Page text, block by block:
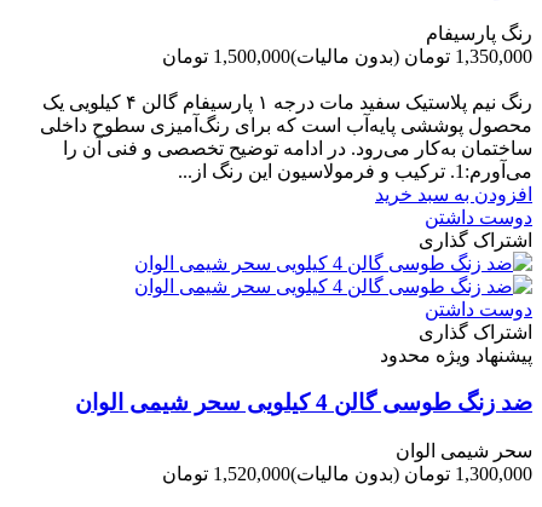
رنگ پارسیفام
1,350,000 تومان
(بدون مالیات)1,500,000 تومان
رنگ نیم‌ پلاستیک سفید مات درجه ۱ پارسیفام گالن ۴ کیلویی یک
محصول پوششی پایه‌آب است که برای رنگ‌آمیزی سطوح داخلی
ساختمان به‌کار می‌رود. در ادامه توضیح تخصصی و فنی آن را
می‌آورم:1. ترکیب و فرمولاسیون این رنگ از...
افزودن به سبد خرید
دوست داشتن
اشتراک گذاری
دوست داشتن
اشتراک گذاری
پیشنهاد ویژه محدود
ضد زنگ طوسی گالن 4 کیلویی سحر شیمی الوان
سحر شیمی الوان
1,300,000 تومان
(بدون مالیات)1,520,000 تومان